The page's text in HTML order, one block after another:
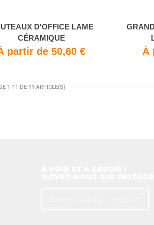
D'OFFICE LAME
CÉRAMIQUE
partir de 50,60 € À
1-11 DE 11 ARTICLE(S)